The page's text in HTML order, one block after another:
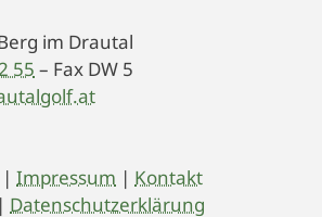
im Drautal
55 – Fax DW 5
| Impressum | Kontakt
| Datenschutzerklärung